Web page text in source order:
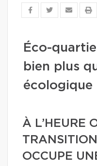
Éco-
bien plus
écologique
À L’HEURE
OCCUPE